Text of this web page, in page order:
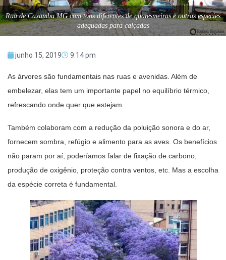
Rua de Caxambu MG com tons diferentes de quaresmeiras e outras especies
adequadas para calçadas
junho 15, 2019 9:14 pm
As árvores são fundamentais nas ruas e avenidas. Além de
embelezar, elas tem um importante papel no equilíbrio térmico,
refrescando onde quer que estejam.
Também colaboram com a redução da poluição sonora e do ar,
fornecem sombra, refúgio e alimento para as aves. Os benefícios
não param por aí, poderíamos falar de fixação de carbono,
produção de oxigênio, proteção contra ventos, etc. Mas a escolha
da espécie correta é fundamental.